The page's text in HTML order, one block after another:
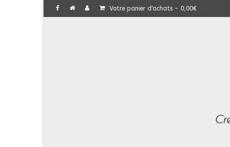
Votre panier d'achats - 0,00€